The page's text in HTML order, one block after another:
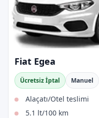
Fiat Egea
Ücretsiz İptal Manuel
Alaçatı/Otel teslimi
5.1 lt/100 km